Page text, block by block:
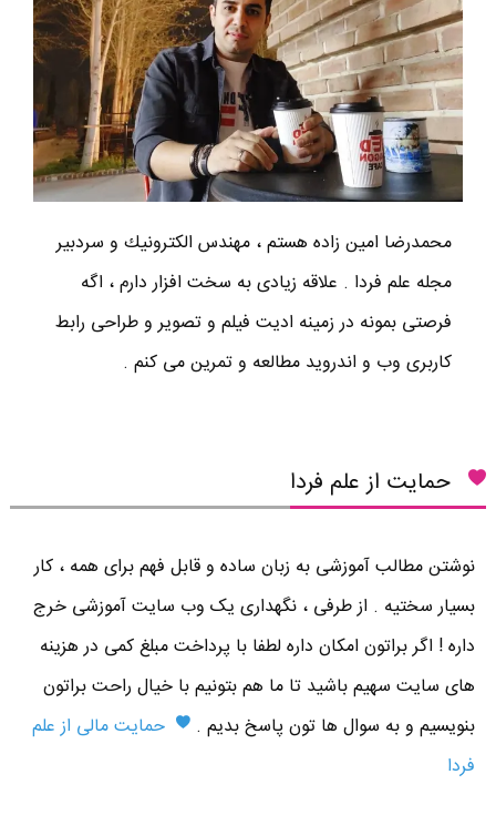
محمدرضا امين زاده هستم ، مهندس الكترونيك و سردبير
مجله علم فردا . علاقه زیادی به سخت افزار دارم ، اگه
فرصتی بمونه در زمینه ادیت فیلم و تصویر و طراحی رابط
کاربری وب و اندروید مطالعه و تمرین می کنم .
حمایت از علم فردا
نوشتن مطالب آموزشی به زبان ساده و قابل فهم برای همه ، کار
بسیار سختیه . از طرفی ، نگهداری یک وب سایت آموزشی خرج
داره ! اگر براتون امکان داره لطفا با پرداخت مبلغ کمی در هزینه
های سایت سهیم باشید تا ما هم بتونیم با خیال راحت براتون
بنویسیم و به سوال ها تون پاسخ بدیم .
حمایت مالی از علم
فردا